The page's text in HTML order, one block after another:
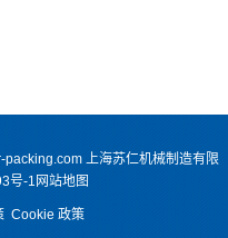
上海苏仁机械制造有限
号-1 网站地图
Cookie 政策